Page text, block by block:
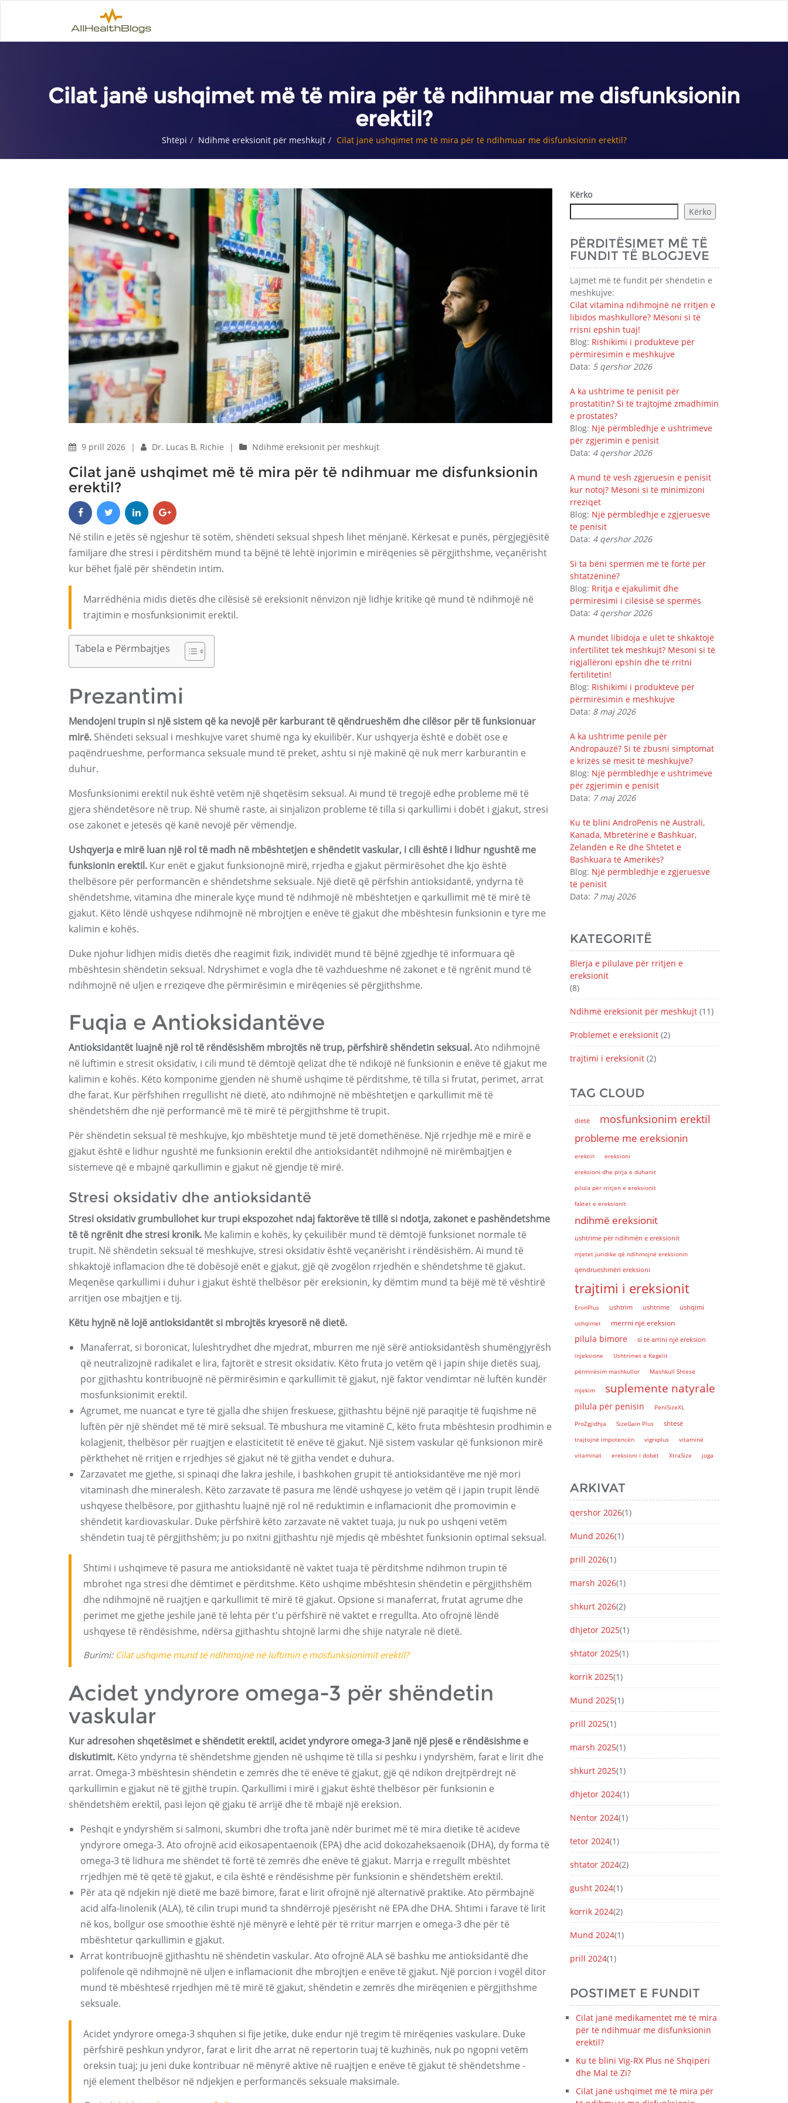
Cilat janë ushqimet më të mira për të ndihmuar me disfunksionin
erektil?
Shtëpi Ndihmë ereksionit për meshkujt Cilat janë ushqimet më të mira për të ndihmuar me disfunksionin erektil?
9 prill 2026 | Dr. Lucas B. Richie | Ndihmë ereksionit për meshkujt
Cilat janë ushqimet më të mira për të ndihmuar me disfunksionin
erektil?
Në stilin e jetës së ngjeshur të sotëm, shëndeti seksual shpesh lihet mënjanë. Kërkesat e punës, përgjegjësitë
familjare dhe stresi i përditshëm mund ta bëjnë të lehtë injorimin e mirëqenies së përgjithshme, veçanërisht
kur bëhet fjalë për shëndetin intim.
Marrëdhënia midis dietës dhe cilësisë së ereksionit nënvizon një lidhje kritike që mund të ndihmojë në
trajtimin e mosfunksionimit erektil.
Tabela e Përmbajtjes
Prezantimi
Mendojeni trupin si një sistem që ka nevojë për karburant të qëndrueshëm dhe cilësor për të funksionuar
mirë. Shëndeti seksual i meshkujve varet shumë nga ky ekuilibër. Kur ushqyerja është e dobët ose e
paqëndrueshme, performanca seksuale mund të preket, ashtu si një makinë që nuk merr karburantin e
duhur.
Mosfunksionimi erektil nuk është vetëm një shqetësim seksual. Ai mund të tregojë edhe probleme më të
gjera shëndetësore në trup. Në shumë raste, ai sinjalizon probleme të tilla si qarkullimi i dobët i gjakut, stresi
ose zakonet e jetesës që kanë nevojë për vëmendje.
Ushqyerja e mirë luan një rol të madh në mbështetjen e shëndetit vaskular, i cili është i lidhur ngushtë me
funksionin erektil. Kur enët e gjakut funksionojnë mirë, rrjedha e gjakut përmirësohet dhe kjo është
thelbësore për performancën e shëndetshme seksuale. Një dietë që përfshin antioksidantë, yndyrna të
shëndetshme, vitamina dhe minerale kyçe mund të ndihmojë në mbështetjen e qarkullimit më të mirë të
gjakut. Këto lëndë ushqyese ndihmojnë në mbrojtjen e enëve të gjakut dhe mbështesin funksionin e tyre me
kalimin e kohës.
Duke njohur lidhjen midis dietës dhe reagimit fizik, individët mund të bëjnë zgjedhje të informuara që
mbështesin shëndetin seksual. Ndryshimet e vogla dhe të vazhdueshme në zakonet e të ngrënit mund të
ndihmojnë në uljen e rreziqeve dhe përmirësimin e mirëqenies së përgjithshme.
Fuqia e Antioksidantëve
Antioksidantët luajnë një rol të rëndësishëm mbrojtës në trup, përfshirë shëndetin seksual.Ato ndihmojnë
në luftimin e stresit oksidativ, i cili mund të dëmtojë qelizat dhe të ndikojë në funksionin e enëve të gjakut me
kalimin e kohës. Këto komponime gjenden në shumë ushqime të përditshme, të tilla si frutat, perimet, arrat
dhe farat. Kur përfshihen rregullisht në dietë, ato ndihmojnë në mbështetjen e qarkullimit më të
shëndetshëm dhe një performancë më të mirë të përgjithshme të trupit.
Për shëndetin seksual të meshkujve, kjo mbështetje mund të jetë domethënëse. Një rrjedhje më e mirë e
gjakut është e lidhur ngushtë me funksionin erektil dhe antioksidantët ndihmojnë në mirëmbajtjen e
sistemeve që e mbajnë qarkullimin e gjakut në gjendje të mirë.
Stresi oksidativ dhe antioksidantë
Stresi oksidativ grumbullohet kur trupi ekspozohet ndaj faktorëve të tillë si ndotja, zakonet e pashëndetshme
të të ngrënit dhe stresi kronik. Me kalimin e kohës, ky çekuilibër mund të dëmtojë funksionet normale të
trupit. Në shëndetin seksual të meshkujve, stresi oksidativ është veçanërisht i rëndësishëm. Ai mund të
shkaktojë inflamacion dhe të dobësojë enët e gjakut, gjë që zvogëlon rrjedhën e shëndetshme të gjakut.
Meqenëse qarkullimi i duhur i gjakut është thelbësor për ereksionin, ky dëmtim mund ta bëjë më të vështirë
arritjen ose mbajtjen e tij.
Këtu hyjnë në lojë antioksidantët si mbrojtës kryesorë në dietë.
Manaferrat, si boronicat, luleshtrydhet dhe mjedrat, mburren me një sërë antioksidantësh shumëngjyrësh
që neutralizojnë radikalet e lira, fajtorët e stresit oksidativ. Këto fruta jo vetëm që i japin shije dietës suaj,
por gjithashtu kontribuojnë në përmirësimin e qarkullimit të gjakut, një faktor vendimtar në luftën kundër
mosfunksionimit erektil.
Agrumet, me nuancat e tyre të gjalla dhe shijen freskuese, gjithashtu bëjnë një paraqitje të fuqishme në
luftën për një shëndet më të mirë seksual. Të mbushura me vitaminë C, këto fruta mbështesin prodhimin e
kolagjenit, thelbësor për ruajtjen e elasticitetit të enëve të gjakut. Një sistem vaskular që funksionon mirë
përkthehet në rritjen e rrjedhjes së gjakut në të gjitha vendet e duhura.
Zarzavatet me gjethe, si spinaqi dhe lakra jeshile, i bashkohen grupit të antioksidantëve me një mori
vitaminash dhe mineralesh. Këto zarzavate të pasura me lëndë ushqyese jo vetëm që i japin trupit lëndë
ushqyese thelbësore, por gjithashtu luajnë një rol në reduktimin e inflamacionit dhe promovimin e
shëndetit kardiovaskular. Duke përfshirë këto zarzavate në vaktet tuaja, ju nuk po ushqeni vetëm
shëndetin tuaj të përgjithshëm; ju po nxitni gjithashtu një mjedis që mbështet funksionin optimal seksual.
Shtimi i ushqimeve të pasura me antioksidantë në vaktet tuaja të përditshme ndihmon trupin të
mbrohet nga stresi dhe dëmtimet e përditshme. Këto ushqime mbështesin shëndetin e përgjithshëm
dhe ndihmojnë në ruajtjen e qarkullimit të mirë të gjakut. Opsione si manaferrat, frutat agrume dhe
perimet me gjethe jeshile janë të lehta për t'u përfshirë në vaktet e rregullta. Ato ofrojnë lëndë
ushqyese të rëndësishme, ndërsa gjithashtu shtojnë larmi dhe shije natyrale në dietë.
Burimi: Cilat ushqime mund të ndihmojnë në luftimin e mosfunksionimit erektil?
Acidet yndyrore omega-3 për shëndetin
vaskular
Kur adresohen shqetësimet e shëndetit erektil, acidet yndyrore omega-3 janë një pjesë e rëndësishme e
diskutimit. Këto yndyrna të shëndetshme gjenden në ushqime të tilla si peshku i yndyrshëm, farat e lirit dhe
arrat. Omega-3 mbështesin shëndetin e zemrës dhe të enëve të gjakut, gjë që ndikon drejtpërdrejt në
qarkullimin e gjakut në të gjithë trupin. Qarkullimi i mirë i gjakut është thelbësor për funksionin e
shëndetshëm erektil, pasi lejon që gjaku të arrijë dhe të mbajë një ereksion.
Peshqit e yndyrshëm si salmoni, skumbri dhe trofta janë ndër burimet më të mira dietike të acideve
yndyrore omega-3. Ato ofrojnë acid eikosapentaenoik (EPA) dhe acid dokozaheksaenoik (DHA), dy forma të
omega-3 të lidhura me shëndet të fortë të zemrës dhe enëve të gjakut. Marrja e rregullt mbështet
rrjedhjen më të qetë të gjakut, e cila është e rëndësishme për funksionin e shëndetshëm erektil.
Për ata që ndjekin një dietë me bazë bimore, farat e lirit ofrojnë një alternativë praktike. Ato përmbajnë
acid alfa-linolenik (ALA), të cilin trupi mund ta shndërrojë pjesërisht në EPA dhe DHA. Shtimi i farave të lirit
në kos, bollgur ose smoothie është një mënyrë e lehtë për të rritur marrjen e omega-3 dhe për të
mbështetur qarkullimin e gjakut.
Arrat kontribuojnë gjithashtu në shëndetin vaskular. Ato ofrojnë ALA së bashku me antioksidantë dhe
polifenole që ndihmojnë në uljen e inflamacionit dhe mbrojtjen e enëve të gjakut. Një porcion i vogël ditor
mund të mbështesë rrjedhjen më të mirë të gjakut, shëndetin e zemrës dhe mirëqenien e përgjithshme
seksuale.
Acidet yndyrore omega-3 shquhen si fije jetike, duke endur një tregim të mirëqenies vaskulare. Duke
përfshirë peshkun yndyror, farat e lirit dhe arrat në repertorin tuaj të kuzhinës, nuk po ngopni vetëm
oreksin tuaj; ju jeni duke kontribuar në mënyrë aktive në ruajtjen e enëve të gjakut të shëndetshme -
një element thelbësor në ndjekjen e performancës seksuale maksimale.
Kërko
Kërko
PËRDITËSIMET MË TË
FUNDIT TË BLOGJEVE
Lajmet më të fundit për shëndetin e
meshkujve:
Cilat vitamina ndihmojnë në rritjen e
libidos mashkullore? Mësoni si të
rrisni epshin tuaj!
Blog: Rishikimi i produkteve për
përmirësimin e meshkujve
Data: 5 qershor 2026
A ka ushtrime të penisit për
prostatitin? Si të trajtojmë zmadhimin
e prostatës?
Blog: Një përmbledhje e ushtrimeve
për zgjerimin e penisit
Data: 4 qershor 2026
A mund të vesh zgjeruesin e penisit
kur notoj? Mësoni si të minimizoni
rreziqet
Blog: Një përmbledhje e zgjeruesve
të penisit
Data: 4 qershor 2026
Si ta bëni spermën më të fortë për
shtatzëninë?
Blog: Rritja e ejakulimit dhe
përmirësimi i cilësisë së spermës
Data: 4 qershor 2026
A mundet libidoja e ulët të shkaktojë
infertilitet tek meshkujt? Mësoni si të
rigjallëroni epshin dhe të rritni
fertilitetin!
Blog: Rishikimi i produkteve për
përmirësimin e meshkujve
Data: 8 maj 2026
A ka ushtrime penile për
Andropauzë? Si të zbusni simptomat
e krizës së mesit të meshkujve?
Blog: Një përmbledhje e ushtrimeve
për zgjerimin e penisit
Data: 7 maj 2026
Ku të blini AndroPenis në Australi,
Kanada, Mbretërinë e Bashkuar,
Zelandën e Re dhe Shtetet e
Bashkuara të Amerikës?
Blog: Një përmbledhje e zgjeruesve
të penisit
Data: 7 maj 2026
KATEGORITË
Blerja e pilulave për rritjen e
ereksionit
(8)
Ndihmë ereksionit për meshkujt (11)
Problemet e ereksionit (2)
trajtimi i ereksionit (2)
TAG CLOUD
dietë mosfunksionim erektil
probleme me ereksionin
erektin
ereksioni
ereksioni dhe pirja e duhanit
pilula për rritjen e ereksionit
faktet e ereksionit
ndihmë ereksionit
ushtrime për ndihmën e ereksionit
mjetet juridike që ndihmojnë ereksionin
qëndrueshmëri ereksioni
trajtimi i ereksionit
EronPlus ushtrim ushtrime
ushqimi
ushqimet
merrni një ereksion
pilula bimore si të arrini një ereksion
injeksione
Ushtrimet e Kegelit
përmirësim mashkullor
Mashkull Shtesë
mjekim suplemente natyrale
pilula për penisin
PeniSizeXL
ProZgjidhja
SizeGain Plus shtesë
trajtojnë impotencën vigrxplus
vitaminë
vitaminat
ereksioni i dobët XtraSize joga
ARKIVAT
qershor 2026(1)
Mund 2026(1)
prill 2026(1)
marsh 2026(1)
shkurt 2026(2)
dhjetor 2025(1)
shtator 2025(1)
korrik 2025(1)
Mund 2025(1)
prill 2025(1)
marsh 2025(1)
shkurt 2025(1)
dhjetor 2024(1)
Nëntor 2024(1)
tetor 2024(1)
shtator 2024(2)
gusht 2024(1)
korrik 2024(2)
Mund 2024(1)
prill 2024(1)
POSTIMET E FUNDIT
Cilat janë medikamentet më të mira
për të ndihmuar me disfunksionin
erektil?
Ku të blini Vig-RX Plus në Shqipëri
dhe Mal të Zi?
Cilat janë ushqimet më të mira për